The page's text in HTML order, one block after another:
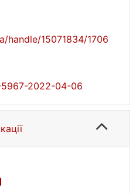
handle/15071834/1706
5967-2022-04-06